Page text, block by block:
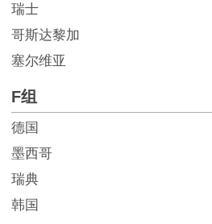
瑞士
哥斯达黎加
塞尔维亚
F组
德国
墨西哥
瑞典
韩国